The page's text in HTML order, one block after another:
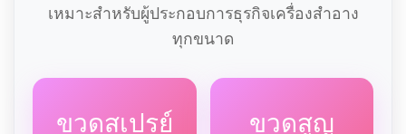
เหมาะสำหรับผู้ประกอบการธุรกิจเครื่องสำอาง
ทุกขนาด
ขวดสเปรย์
ขวดสูญ